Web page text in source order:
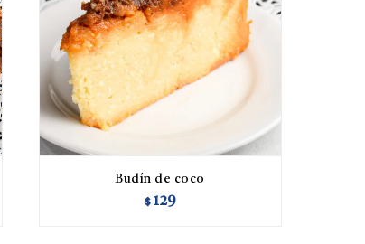
Budín de coco
$ 129